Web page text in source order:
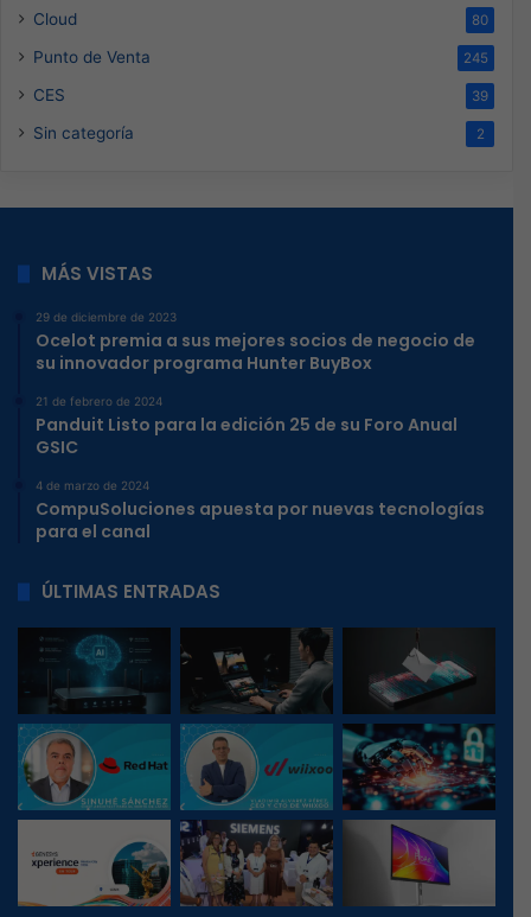
Cloud 80
Punto de Venta 245
CES 39
Sin categoría 2
MÁS VISTAS
29 de diciembre de 2023
Ocelot premia a sus mejores socios de negocio de
su innovador programa Hunter BuyBox
21 de febrero de 2024
Panduit Listo para la edición 25 de su Foro Anual
GSIC
4 de marzo de 2024
CompuSoluciones apuesta por nuevas tecnologías
para el canal
ÚLTIMAS ENTRADAS